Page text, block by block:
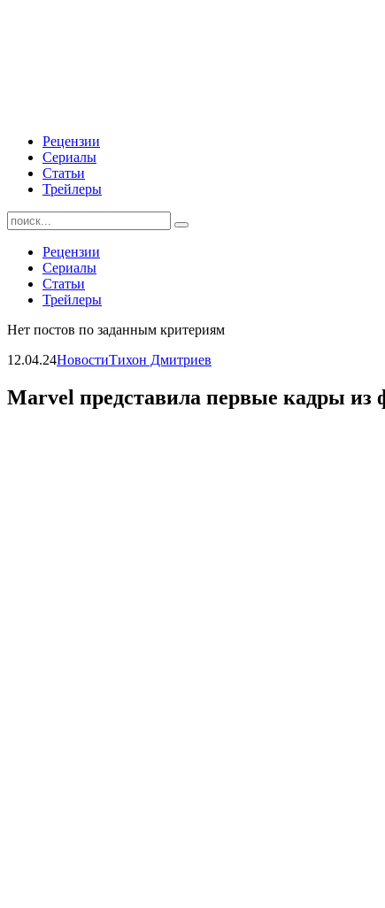
Рецензии
Сериалы
Статьи
Трейлеры
Найти:
Рецензии
Сериалы
Статьи
Трейлеры
Нет постов по заданным критериям
12.04.24НовостиТихон Дмитриев
Marvel представила первые кадры